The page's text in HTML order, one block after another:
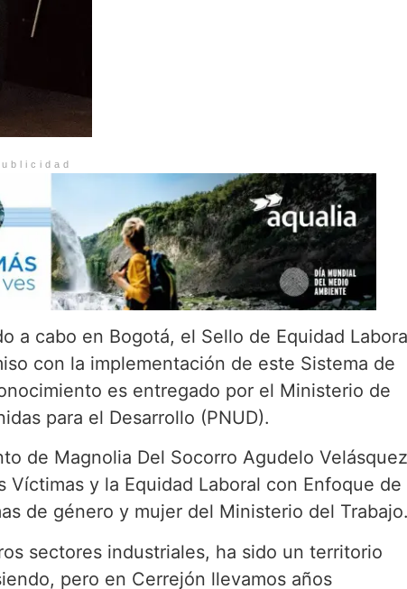
a cabo en Bogotá, el Sello de Equidad
con la implementación de este Sistema de
es entregado por el Ministerio de
para el Desarrollo (PNUD).
de Magnolia Del Socorro Agudelo
y la Equidad Laboral con Enfoque de
de género y mujer del Ministerio del Trabajo.
sectores industriales, ha sido un territorio
pero en Cerrejón llevamos años